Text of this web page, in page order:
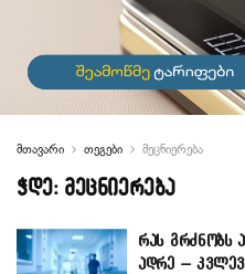
მთავარი თეგები მეცნიერება
ჭდე: მეცნიერება
რას გრძნობს
ადრე –